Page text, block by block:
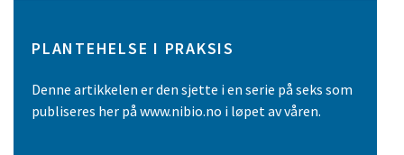
PLANTEHELSE I PRAKSIS
Denne artikkelen er den sjette i en serie på seks som
publiseres her på www.nibio.no i løpet av våren.